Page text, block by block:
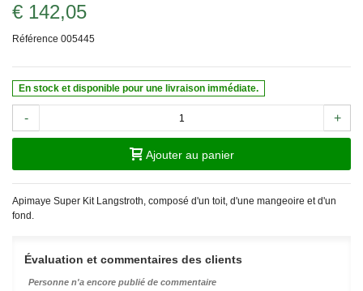
€ 142,05
Référence 005445
En stock et disponible pour une livraison immédiate.
- +
Ajouter au panier
Apimaye Super Kit Langstroth, composé d'un toit, d'une mangeoire et d'un
fond.
Évaluation et commentaires des clients
Personne n'a encore publié de commentaire